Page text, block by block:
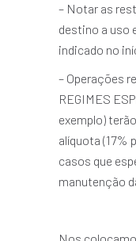
– Notar as
destino a uso
indicado no
– Operações
REGIMES
exemplo)
alíquota (17%
casos que
manutenção